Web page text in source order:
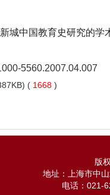
城中国教育史研究的学
5560.2007.04.007
( 1668 )
版
地址：上海市中
电话：021-